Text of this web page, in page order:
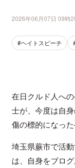
2026年06月07日 09時
#ヘイトスピーチ
在日クルド人へ
士が、今度は自
傷の標的になった
埼玉県蕨市で活
は、自身をブロ